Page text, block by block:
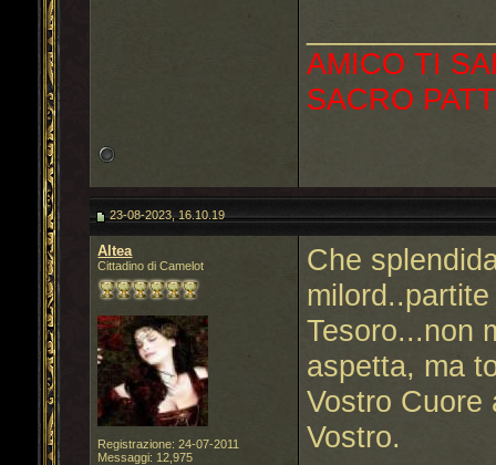
AMICO TI
SACRO
23-08-2023, 16.10.19
Altea
Cittadino di Camelot
Registrazione: 24-07-2011
Messaggi: 12,975
Che
Tesoro...non
aspetta, ma
Vostro Cuore
Vostro.